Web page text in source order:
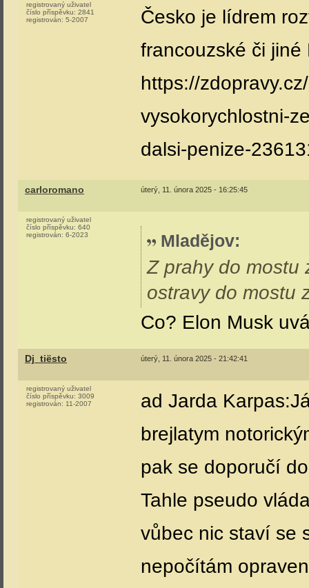
registrovaný uživatel
číslo příspěvku: 2841
registrován: 5-2007
Česko je lídrem
francouzské či
https://
vysokorychlostni-
dalsi-penize-
carloromano úterý, 11. února 2025 - 16:25:45
registrovaný uživatel
číslo příspěvku: 640
registrován: 6-2023 Mladějov:
Z prahy do mostu
ostravy do mostu
Co? Elon Musk
Dj_tiësto úterý, 11. února 2025 - 21:42:41
registrovaný uživatel
číslo příspěvku: 3009
registrován: 11-2007
ad Jarda
brejlatym
pak se doporučí
Tahle pseudo
vůbec nic staví se
nepočítám